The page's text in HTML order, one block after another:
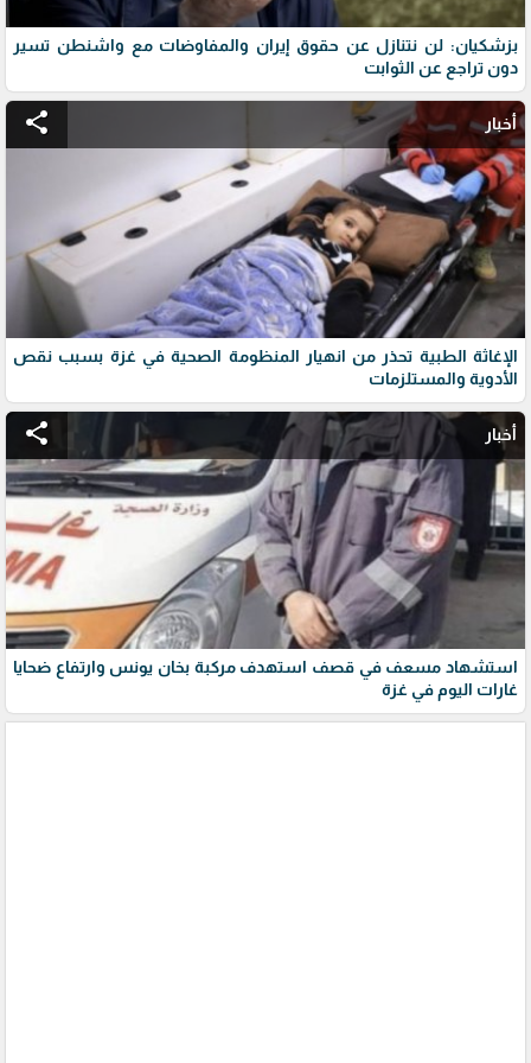
بزشكيان: لن نتنازل عن حقوق إيران والمفاوضات مع واشنطن تسير
دون تراجع عن الثوابت
share أخبار
الإغاثة الطبية تحذر من انهيار المنظومة الصحية في غزة بسبب نقص
الأدوية والمستلزمات
share أخبار
استشهاد مسعف في قصف استهدف مركبة بخان يونس وارتفاع ضحايا
غارات اليوم في غزة